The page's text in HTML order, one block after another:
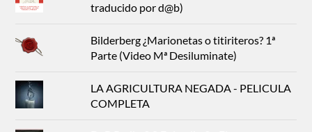
traducido por d@b)
Bilderberg ¿Marionetas o titiriteros? 1ª
Parte (Video Mª Desiluminate)
LA AGRICULTURA NEGADA - PELICULA
COMPLETA